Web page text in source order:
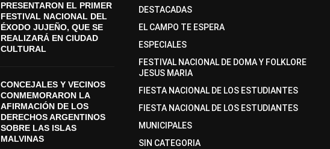
PRESENTARON EL PRIMER
FESTIVAL NACIONAL DEL
ÉXODO JUJEÑO, QUE SE
REALIZARÁ EN CIUDAD
CULTURAL
CONCEJALES Y VECINOS
CONMEMORARON LA
AFIRMACIÓN DE LOS
DERECHOS ARGENTINOS
SOBRE LAS ISLAS
MALVINAS
DESTACADAS
EL CAMPO TE ESPERA
ESPECIALES
FESTIVAL NACIONAL DE DOMA Y FOLKLORE
JESUS MARIA
FIESTA NACIONAL DE LOS ESTUDIANTES
FIESTA NACIONAL DE LOS ESTUDIANTES
MUNICIPALES
SIN CATEGORIA